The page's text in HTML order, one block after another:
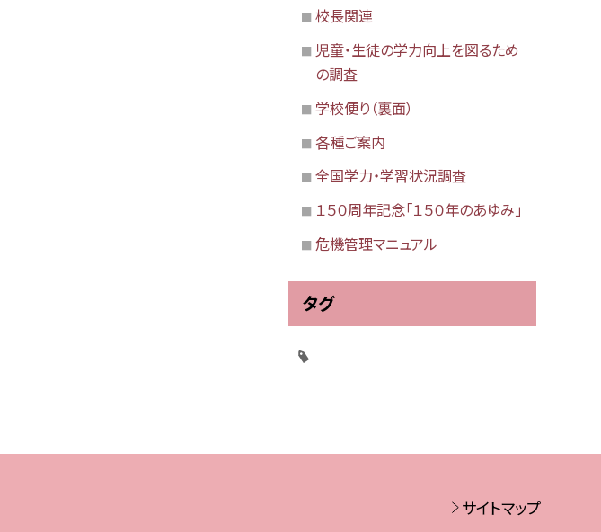
校長関連
児童・生徒の学力向上を図るため
の調査
学校便り（裏面）
各種ご案内
全国学力・学習状況調査
１５０周年記念「１５０年のあゆみ」
危機管理マニュアル
タグ
サイトマップ